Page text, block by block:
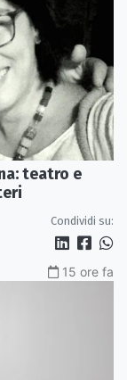
teatro e
Condividi su:
15 ore fa